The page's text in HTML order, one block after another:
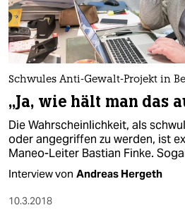
Schwules Anti-Gewalt-Projekt in
„Ja, wie hält man das
Die Wahrscheinlichkeit, als
oder angegriffen zu werden, ist
Maneo-Leiter Bastian Finke.
Interview von Andreas Hergeth
10.3.2018